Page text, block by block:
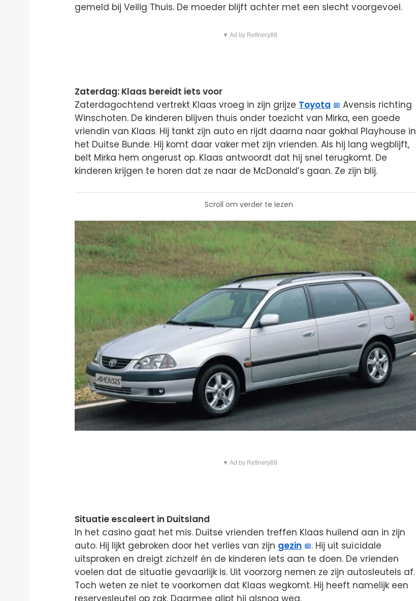
gemeld bij Veilig Thuis. De moeder blijft achter met een slecht voorgevoel.
▼ Ad by Refinery89
Zaterdag: Klaas bereidt iets voor
Zaterdagochtend vertrekt Klaas vroeg in zijn grijze Toyota
Avensis richting
Winschoten. De kinderen blijven thuis onder toezicht van Mirka, een goede
vriendin van Klaas. Hij tankt zijn auto en rijdt daarna naar gokhal Playhouse in
het Duitse Bunde. Hij komt daar vaker met zijn vrienden. Als hij lang wegblijft,
belt Mirka hem ongerust op. Klaas antwoordt dat hij snel terugkomt. De
kinderen krijgen te horen dat ze naar de McDonald’s gaan. Ze zijn blij.
Scroll om verder te lezen
▼ Ad by Refinery89
Situatie escaleert in Duitsland
In het casino gaat het mis. Duitse vrienden treffen Klaas huilend aan in zijn
auto. Hij lijkt gebroken door het verlies van zijn gezin
. Hij uit suïcidale
uitspraken en dreigt zichzelf én de kinderen iets aan te doen. De vrienden
voelen dat de situatie gevaarlijk is. Uit voorzorg nemen ze zijn autosleutels af.
Toch weten ze niet te voorkomen dat Klaas wegkomt. Hij heeft namelijk een
reservesleutel op zak. Daarmee glipt hij alsnog weg.